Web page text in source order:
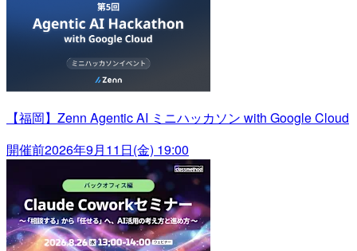
【福岡】Zenn Agentic AI ミニハッカソン with Google Cloud
開催前2026年9月11日(金) 19:00